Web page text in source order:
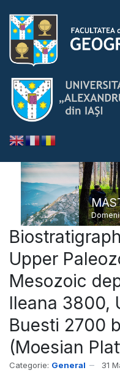
Upper
Mesozoic
Ileana 3800,
Buesti 2700
(Moesian
Categorie: General 31